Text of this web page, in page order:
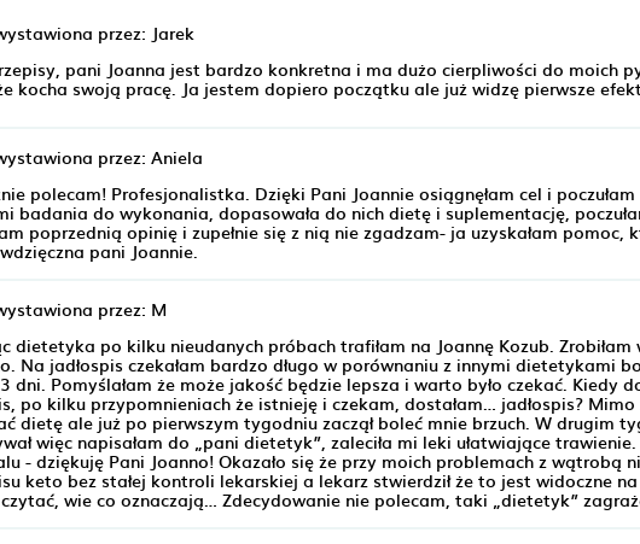
przez: Jarek
pani Joanna jest bardzo konkretna i ma dużo cierpliwości do moich
kocha swoją pracę. Ja jestem dopiero początku ale już widzę pierwsze
przez: Aniela
polecam! Profesjonalistka. Dzięki Pani Joannie osiągnęłam cel i
badania do wykonania, dopasowała do nich dietę i suplementację,
poprzednią opinię i zupełnie się z nią nie zgadzam- ja uzyskałam pomoc,
pani Joannie.
przez: M
dietetyka po kilku nieudanych próbach trafiłam na Joannę Kozub.
Na jadłospis czekałam bardzo długo w porównaniu z innymi dietetykami
dni. Pomyślałam że może jakość będzie lepsza i warto było czekać. Kiedy
po kilku przypomnieniach że istnieję i czekam, dostałam… jadłospis? Mimo
dietę ale już po pierwszym tygodniu zaczął boleć mnie brzuch. W drugim
więc napisałam do „pani dietetyk”, zaleciła mi leki ułatwiające
- dziękuję Pani Joanno! Okazało się że przy moich problemach z wątrobą
keto bez stałej kontroli lekarskiej a lekarz stwierdził że to jest widoczne
wie co oznaczają… Zdecydowanie nie polecam, taki „dietetyk”